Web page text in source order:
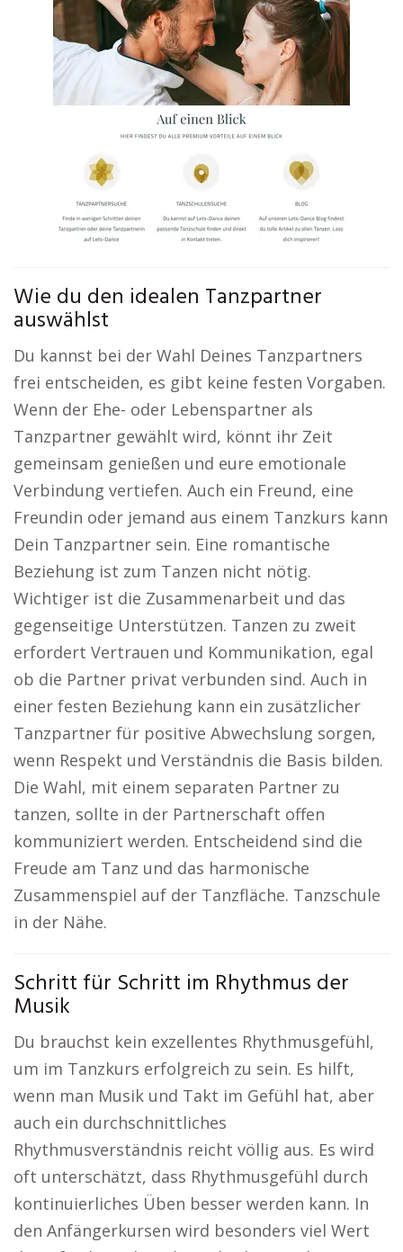
Wie du den idealen Tanzpartner
auswählst
Du kannst bei der Wahl Deines Tanzpartners
frei entscheiden, es gibt keine festen Vorgaben.
Wenn der Ehe- oder Lebenspartner als
Tanzpartner gewählt wird, könnt ihr Zeit
gemeinsam genießen und eure emotionale
Verbindung vertiefen. Auch ein Freund, eine
Freundin oder jemand aus einem Tanzkurs kann
Dein Tanzpartner sein. Eine romantische
Beziehung ist zum Tanzen nicht nötig.
Wichtiger ist die Zusammenarbeit und das
gegenseitige Unterstützen. Tanzen zu zweit
erfordert Vertrauen und Kommunikation, egal
ob die Partner privat verbunden sind. Auch in
einer festen Beziehung kann ein zusätzlicher
Tanzpartner für positive Abwechslung sorgen,
wenn Respekt und Verständnis die Basis bilden.
Die Wahl, mit einem separaten Partner zu
tanzen, sollte in der Partnerschaft offen
kommuniziert werden. Entscheidend sind die
Freude am Tanz und das harmonische
Zusammenspiel auf der Tanzfläche. Tanzschule
in der Nähe.
Schritt für Schritt im Rhythmus der
Musik
Du brauchst kein exzellentes Rhythmusgefühl,
um im Tanzkurs erfolgreich zu sein. Es hilft,
wenn man Musik und Takt im Gefühl hat, aber
auch ein durchschnittliches
Rhythmusverständnis reicht völlig aus. Es wird
oft unterschätzt, dass Rhythmusgefühl durch
kontinuierliches Üben besser werden kann. In
den Anfängerkursen wird besonders viel Wert